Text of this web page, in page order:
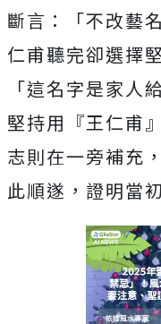
斷言：「不改藝
仁甫聽完卻選擇
「這名字是家人
堅持用『王仁甫
志則在一旁補充
此順遂， 證明當